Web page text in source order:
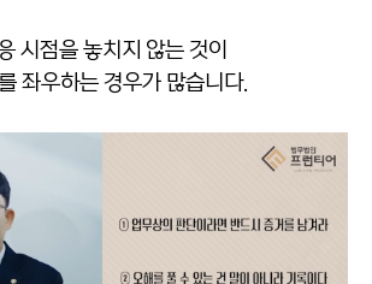
시점을 놓치지 않는 것이
좌우하는 경우가 많습니다.